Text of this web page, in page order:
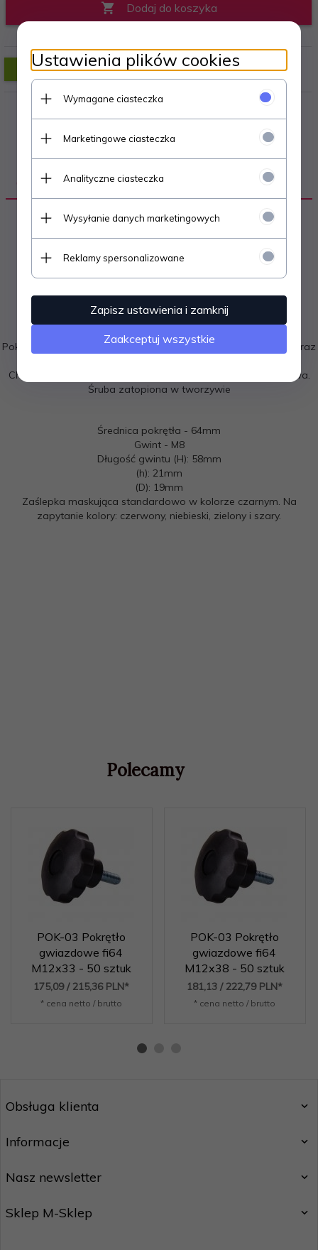
Dodaj do koszyka
OPIS PRODUKTU
POK-03 POKRĘTŁO GWIAZDOWE FI64
M8X58 - 50 sztuk
Wykonane z tworzywa sztucznego Poliamidu
Połączenie obu części pokrętła jest idealnie spasowane.
Pokrętło gwiazdowe jest wytrzymałe na warunki zewnętrzne oraz
Charakteryzuje się wysoką odpornością na smary, oleje i paliwa.
Śruba zatopiona w tworzywie
Średnica pokrętła - 64mm
Gwint - M8
Długość gwintu (H): 58mm
(h): 21mm
(D): 19mm
Zaślepka maskująca standardowo w kolorze czarnym. Na
zapytanie kolory: czerwony, niebieski, zielony i szary.
Polecamy
POK-03 Pokrętło
gwiazdowe fi64
M12x33 - 50 sztuk
175,09 / 215,36 PLN*
* cena netto / brutto
POK-03 Pokrętło
gwiazdowe fi64
M12x38 - 50 sztuk
181,13 / 222,79 PLN*
* cena netto / brutto
Obsługa klienta
Informacje
Nasz newsletter
Sklep M-Sklep
Ustawienia plików cookies
Wymagane ciasteczka
Marketingowe ciasteczka
Analityczne ciasteczka
Wysyłanie danych marketingowych
Reklamy spersonalizowane
Zapisz ustawienia i zamknij
Zaakceptuj wszystkie